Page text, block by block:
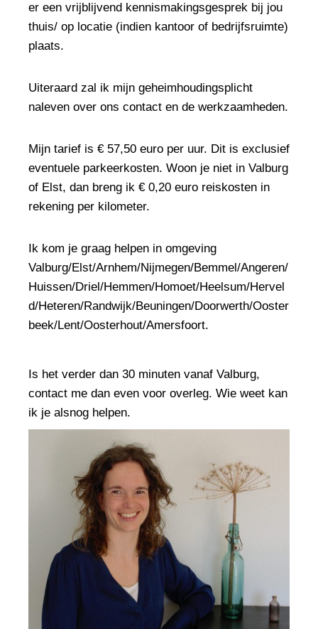
er een vrijblijvend kennismakingsgesprek bij jou
thuis/ op locatie (indien kantoor of bedrijfsruimte)
plaats.
Uiteraard zal ik mijn geheimhoudingsplicht
naleven over ons contact en de werkzaamheden.
Mijn tarief is € 57,50 euro per uur. Dit is exclusief
eventuele parkeerkosten. Woon je niet in Valburg
of Elst, dan breng ik € 0,20 euro reiskosten in
rekening per kilometer.
Ik kom je graag helpen in omgeving
Valburg/Elst/Arnhem/Nijmegen/Bemmel/Angeren/
Huissen/Driel/Hemmen/Homoet/Heelsum/Hervel
d/Heteren/Randwijk/Beuningen/Doorwerth/Ooster
beek/Lent/Oosterhout/Amersfoort.
Is het verder dan 30 minuten vanaf Valburg,
contact me dan even voor overleg. Wie weet kan
ik je alsnog helpen.